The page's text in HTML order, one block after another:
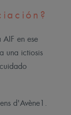
AIF en ese
una ictiosis
d'Avène1.